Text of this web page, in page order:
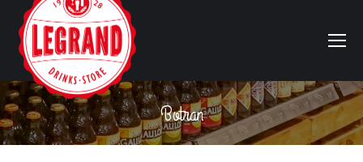
Botran
Vous êtes ici :